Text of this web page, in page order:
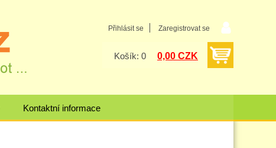
Přihlásit se Zaregistrovat se
Košík: 0 0,00 CZK
Kontaktní informace